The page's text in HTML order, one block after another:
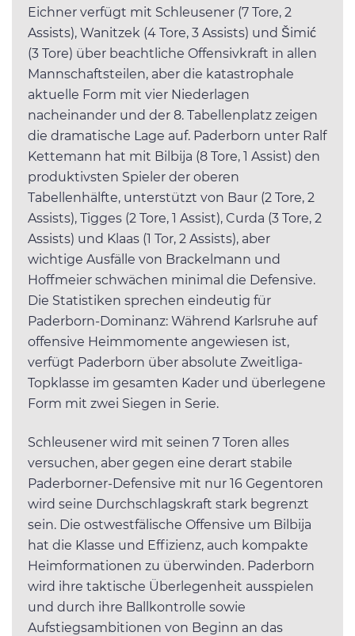
Eichner verfügt mit Schleusener (7 Tore, 2
Assists), Wanitzek (4 Tore, 3 Assists) und Šimić
(3 Tore) über beachtliche Offensivkraft in allen
Mannschaftsteilen, aber die katastrophale
aktuelle Form mit vier Niederlagen
nacheinander und der 8. Tabellenplatz zeigen
die dramatische Lage auf. Paderborn unter Ralf
Kettemann hat mit Bilbija (8 Tore, 1 Assist) den
produktivsten Spieler der oberen
Tabellenhälfte, unterstützt von Baur (2 Tore, 2
Assists), Tigges (2 Tore, 1 Assist), Curda (3 Tore, 2
Assists) und Klaas (1 Tor, 2 Assists), aber
wichtige Ausfälle von Brackelmann und
Hoffmeier schwächen minimal die Defensive.
Die Statistiken sprechen eindeutig für
Paderborn-Dominanz: Während Karlsruhe auf
offensive Heimmomente angewiesen ist,
verfügt Paderborn über absolute Zweitliga-
Topklasse im gesamten Kader und überlegene
Form mit zwei Siegen in Serie.
Schleusener wird mit seinen 7 Toren alles
versuchen, aber gegen eine derart stabile
Paderborner-Defensive mit nur 16 Gegentoren
wird seine Durchschlagskraft stark begrenzt
sein. Die ostwestfälische Offensive um Bilbija
hat die Klasse und Effizienz, auch kompakte
Heimformationen zu überwinden. Paderborn
wird ihre taktische Überlegenheit ausspielen
und durch ihre Ballkontrolle sowie
Aufstiegsambitionen von Beginn an das